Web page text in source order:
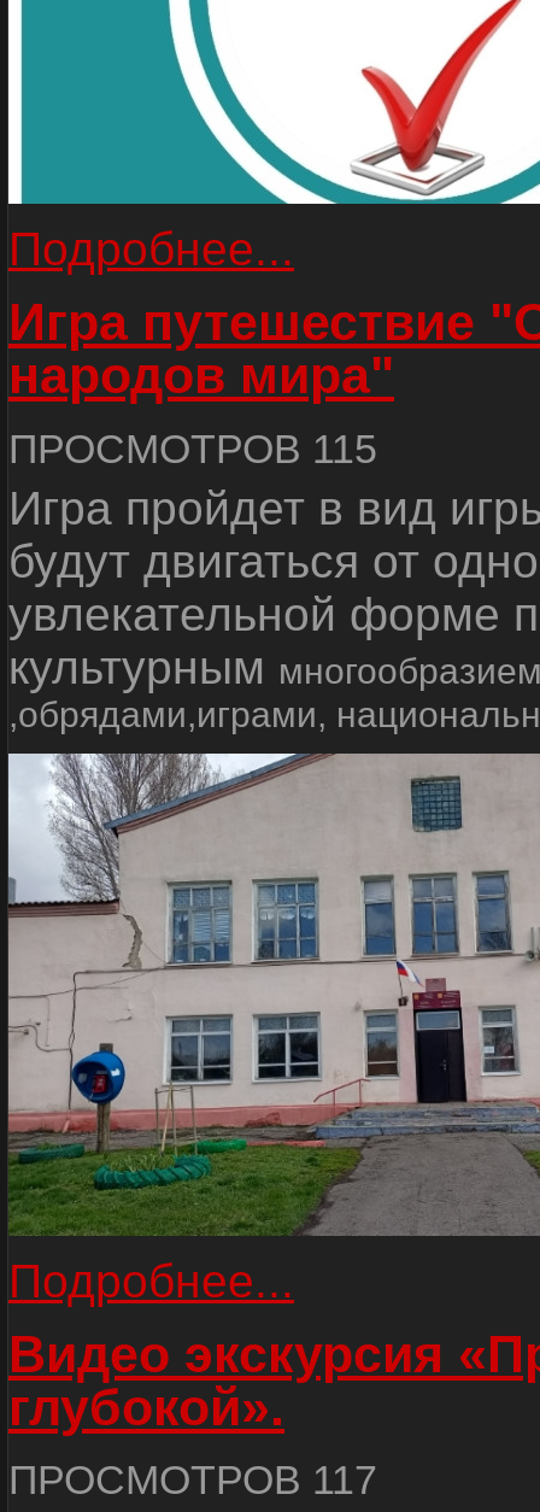
Подробнее...
Игра путешествие
народов мира"
ПРОСМОТРОВ 115
Игра пройдет в вид
будут двигаться от
увлекательной форме
культурным
,обрядами,играми,
Подробнее...
Видео экскурсия
глубокой».
ПРОСМОТРОВ 117